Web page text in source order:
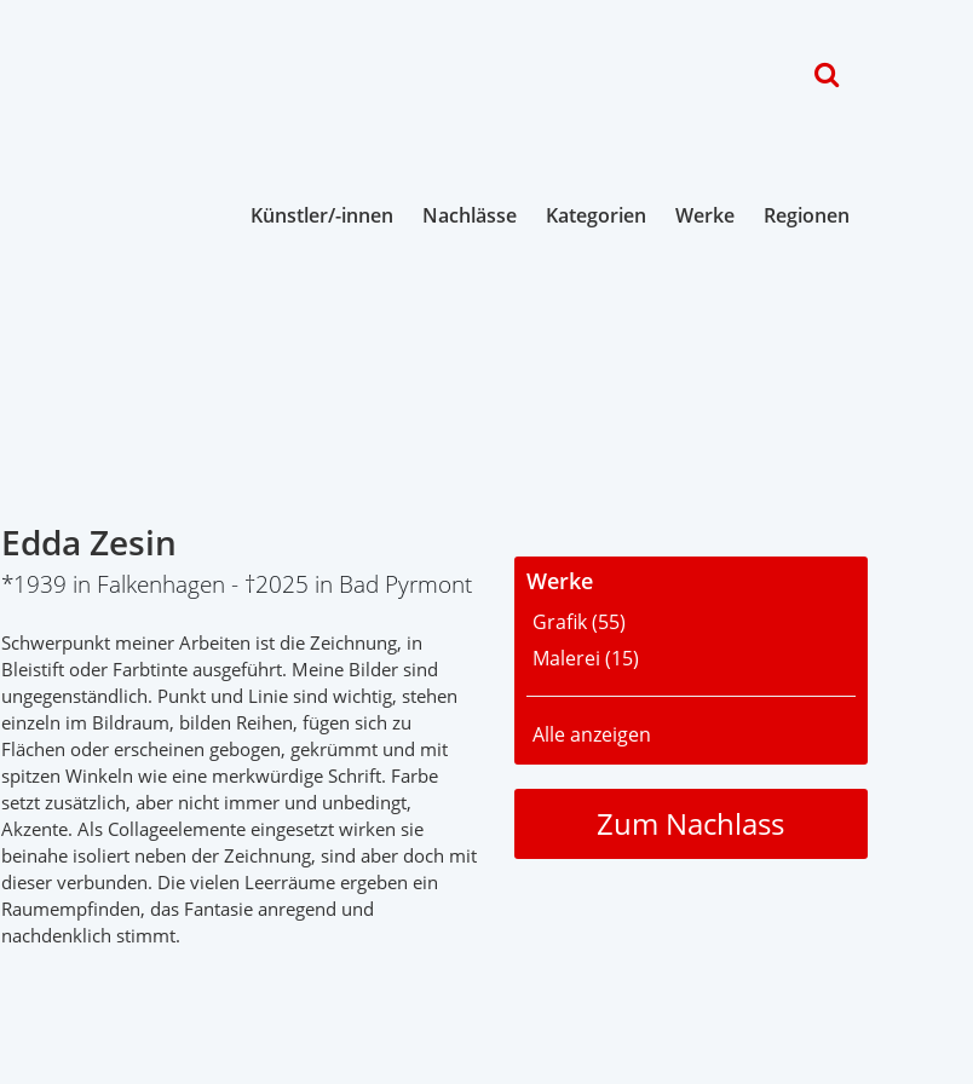
Künstler/-innen Nachlässe Kategorien Werke Regionen
Edda Zesin
*1939 in Falkenhagen - †2025 in Bad Pyrmont
Schwerpunkt meiner Arbeiten ist die Zeichnung, in
Bleistift oder Farbtinte ausgeführt. Meine Bilder sind
ungegenständlich. Punkt und Linie sind wichtig, stehen
einzeln im Bildraum, bilden Reihen, fügen sich zu
Flächen oder erscheinen gebogen, gekrümmt und mit
spitzen Winkeln wie eine merkwürdige Schrift. Farbe
setzt zusätzlich, aber nicht immer und unbedingt,
Akzente. Als Collageelemente eingesetzt wirken sie
beinahe isoliert neben der Zeichnung, sind aber doch mit
dieser verbunden. Die vielen Leerräume ergeben ein
Raumempfinden, das Fantasie anregend und
nachdenklich stimmt.
Werke
Grafik (55)
Malerei (15)
Alle anzeigen
Zum Nachlass